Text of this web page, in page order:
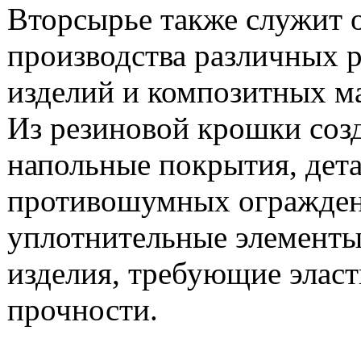
Вторсырье также служит
производства различных
изделий и композитных
Из резиновой крошки
напольные покрытия,
противошумных
уплотнительные
изделия, требующие
прочности.